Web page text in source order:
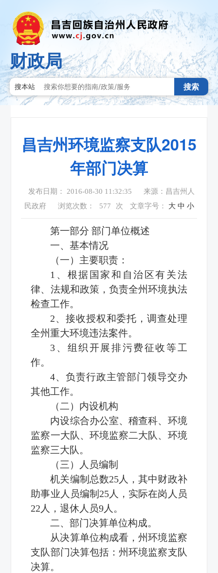
财政局
搜本站 搜索
昌吉州环境监察支队2015
年部门决算
发布日期： 2016-08-30 11:32:35
来源：昌吉州人
民政府
浏览次数： 577 次 文章字号： 大 中 小
第一部分 部门单位概述
一、基本情况
（一）主要职责：
1、根据国家和自治区有关法
律、法规和政策，负责全州环境执法
检查工作。
2、接收授权和委托，调查处理
全州重大环境违法案件。
3、组织开展排污费征收等工
作。
4、负责行政主管部门领导交办
其他工作。
（二）内设机构
内设综合办公室、稽查科、环境
监察一大队、环境监察二大队、环境
监察三大队。
（三）人员编制
机关编制总数25人，其中财政补
助事业人员编制25人，实际在岗人员
22人，退休人员9人。
二、部门决算单位构成。
从决算单位构成看，州环境监察
支队部门决算包括：州环境监察支队
决算。